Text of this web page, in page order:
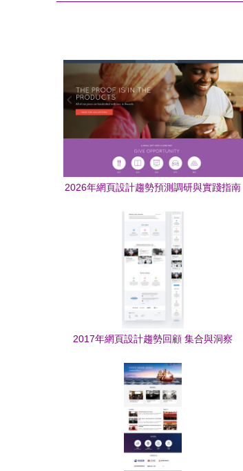
2026年網頁設計趨勢預測調研與實踐指南
2017年網頁設計趨勢回顧 集合與洞察